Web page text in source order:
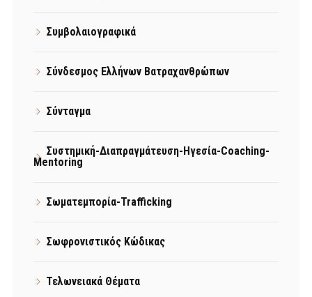
Συμβολαιογραφικά
Σύνδεσμος Ελλήνων Βατραχανθρώπων
Σύνταγμα
Συστημική-Διαπραγμάτευση-Ηγεσία-Coaching-
Mentoring
Σωματεμπορία-Trafficking
Σωφρονιστικός Κώδικας
Τελωνειακά Θέματα